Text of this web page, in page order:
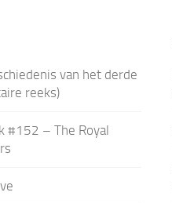
van het derde
reeks)
#152 – The Royal